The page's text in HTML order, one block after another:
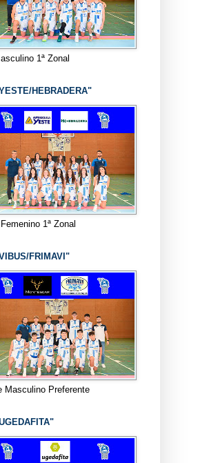
1ª Zonal
HEBRADERA"
1ª Zonal
FRIMAVI"
Masculino Preferente